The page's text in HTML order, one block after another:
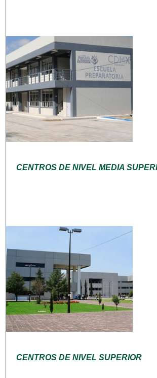
CENTROS DE NIVEL MEDIA
CENTROS DE NIVEL SUPERIOR